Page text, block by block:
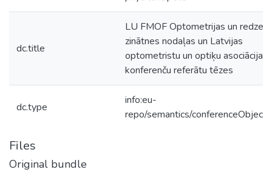
dc.title
LU FMOF Optometrijas un redzes
zinātnes nodaļas un Latvijas
optometristu un optiķu asociācijas
konferenču referātu tēzes
dc.type
info:eu-
repo/semantics/conferenceObject
Files
Original bundle